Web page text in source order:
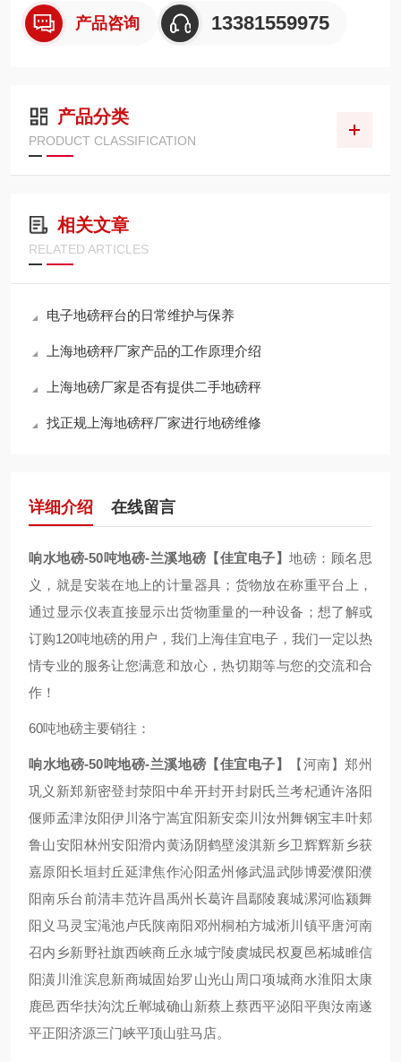
产品咨询 13381559975
产品分类
PRODUCT CLASSIFICATION
相关文章
RELATED ARTICLES
电子地磅秤台的日常维护与保养
上海地磅秤厂家产品的工作原理介绍
上海地磅厂家是否有提供二手地磅秤
找正规上海地磅秤厂家进行地磅维修
详细介绍 在线留言
响水地磅-50吨地磅-兰溪地磅【佳宜电子】地磅：顾名思
义，就是安装在地上的计量器具；货物放在称重平台上，
通过显示仪表直接显示出货物重量的一种设备；想了解或
订购120吨地磅的用户，我们上海佳宜电子，我们一定以热
情专业的服务让您满意和放心，热切期等与您的交流和合
作！
60吨地磅主要销往：
响水地磅-50吨地磅-兰溪地磅【佳宜电子】
【河南】郑州
巩义新郑新密登封荥阳中牟开封开封尉氏兰考杞通许洛阳
偃师孟津汝阳伊川洛宁嵩宜阳新安栾川汝州舞钢宝丰叶郏
鲁山安阳林州安阳滑内黄汤阴鹤壁浚淇新乡卫辉辉新乡获
嘉原阳长垣封丘延津焦作沁阳孟州修武温武陟博爱濮阳濮
阳南乐台前清丰范许昌禹州长葛许昌鄢陵襄城漯河临颍舞
阳义马灵宝渑池卢氏陕南阳邓州桐柏方城淅川镇平唐河南
召内乡新野社旗西峡商丘永城宁陵虞城民权夏邑柘城睢信
阳潢川淮滨息新商城固始罗山光山周口项城商水淮阳太康
鹿邑西华扶沟沈丘郸城确山新蔡上蔡西平泌阳平舆汝南遂
平正阳济源三门峡平顶山驻马店。